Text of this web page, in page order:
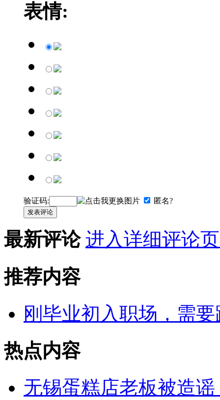
表情:
验证码: 匿名?
发表评论
最新评论 进入详细评论
推荐内容
刚毕业初入职场，需
热点内容
无锡蛋糕店老板被造